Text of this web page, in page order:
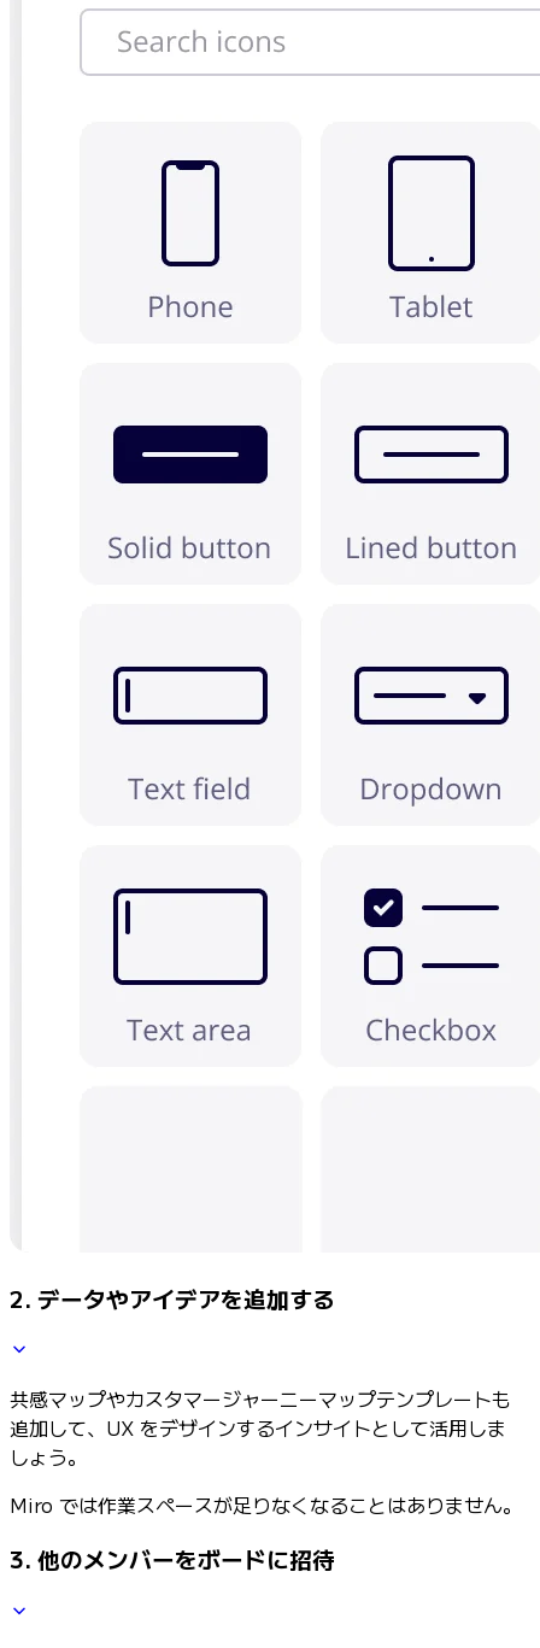
2. データやアイデアを追加する
共感マップやカスタマージャーニーマップテンプレートも
追加して、UX をデザインするインサイトとして活用しま
しょう。
Miro では作業スペースが足りなくなることはありません。
3. 他のメンバーをボードに招待